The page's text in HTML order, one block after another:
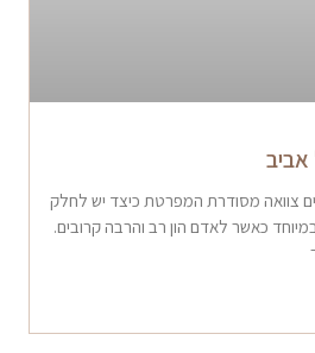
אביב
צוואה מסודרת המפרטת כיצד יש לחלק
כאשר לאדם הון רב והרבה קרובים.